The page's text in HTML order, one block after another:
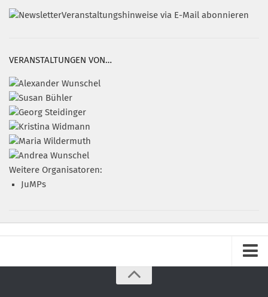
Veranstaltungshinweise via E-Mail abonnieren
VERANSTALTUNGEN VON…
Weitere Organisatoren:
JuMPs